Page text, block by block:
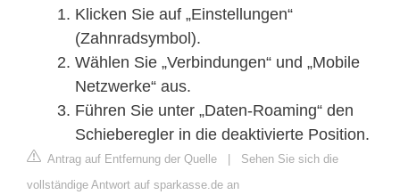
Klicken Sie auf „Einstellungen“
(Zahnradsymbol).
Wählen Sie „Verbindungen“ und „Mobile
Netzwerke“ aus.
Führen Sie unter „Daten-Roaming“ den
Schieberegler in die deaktivierte Position.
Antrag auf Entfernung der Quelle | Sehen Sie sich die
vollständige Antwort auf sparkasse.de an